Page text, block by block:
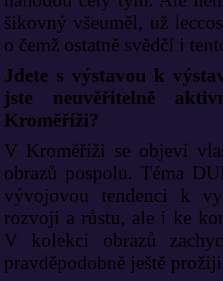
šikovný všeuměl, už
o čemž ostatně svědčí i
Jdete s výstavou k
jste neuvěřitelně
Kroměříži?
V Kroměříži se objeví
obrazů pospolu. Téma
vývojovou tendenci k
rozvoji a růstu, ale i ke
V kolekci obrazů
pravděpodobně ještě